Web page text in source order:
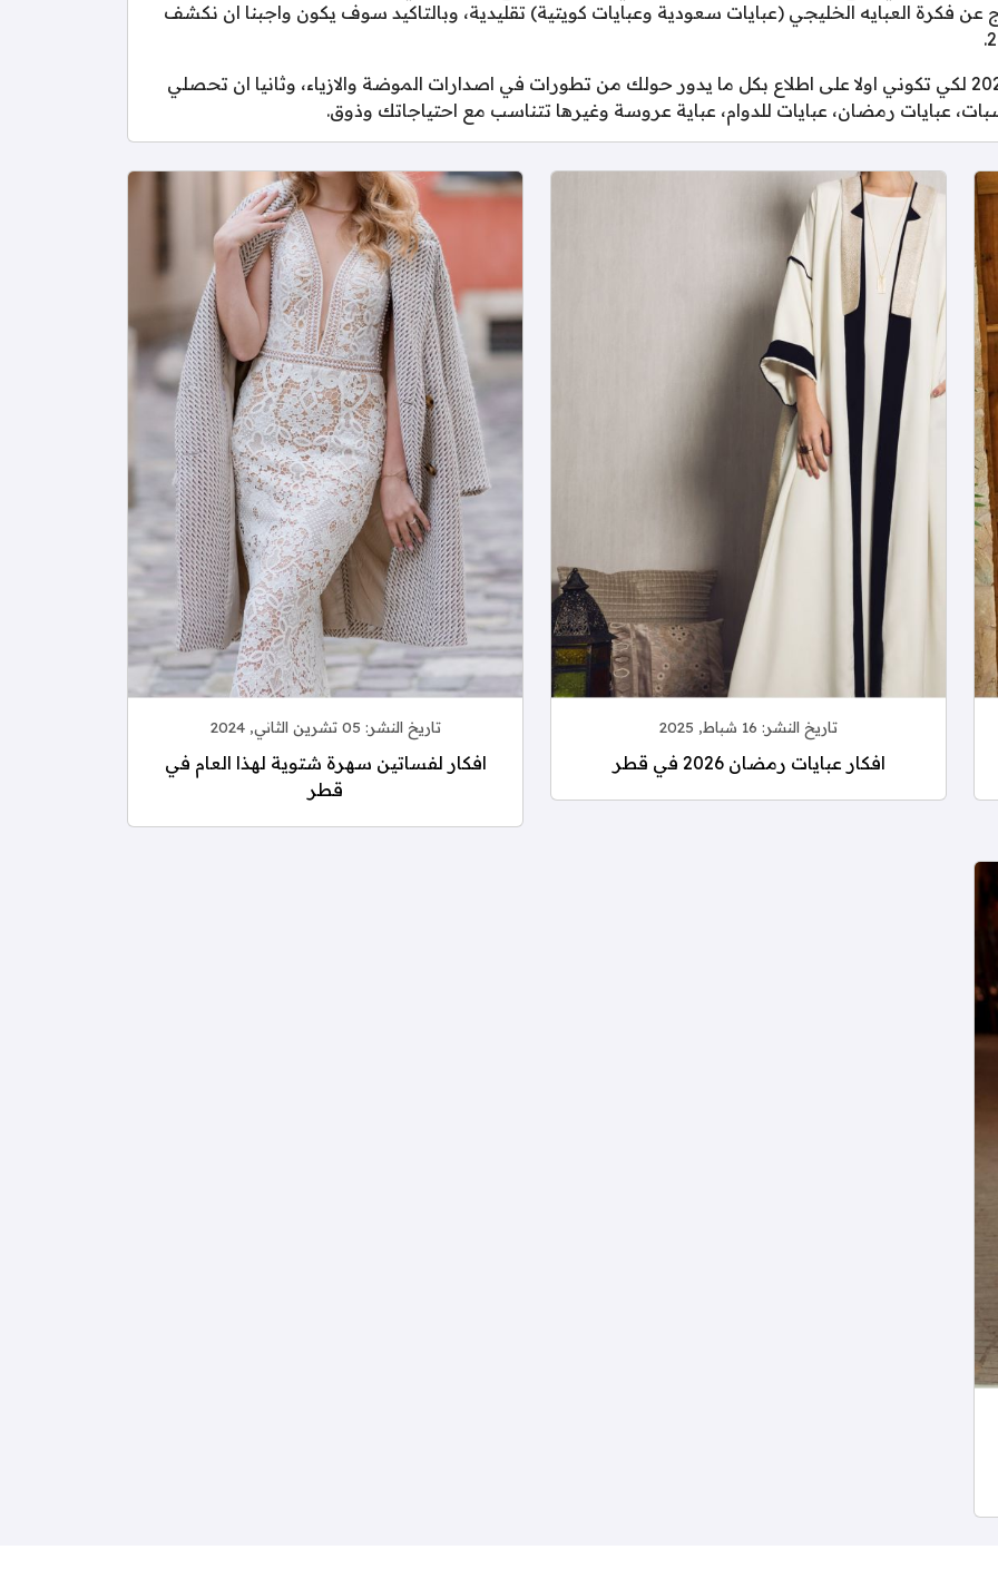
فكرة العبايه الخليجي (عبايات سعودية وعبايات كويتية) تقليدية، وبالتاكيد سوف يكون واجبنا ان نكشف
لذلك ابقي معنا متأهبة لنتعرف على عبايات 2026 لكي تكوني اولا على اطلاع بكل ما يدور حولك من تطورات في اصدارات الموضة والازياء، وثانيا ان تحصلي
عبايات رمضان، عبايات للدوام، عباية عروسة وغيرها تتناسب مع احتياجاتك وذوق.
تاريخ النشر: 16 شباط, 2025
افكار عبايات رمضان 2026 في قطر
تاريخ النشر: 05 تشرين الثاني, 2024
افكار لفساتين سهرة شتوية لهذا العام في
قطر